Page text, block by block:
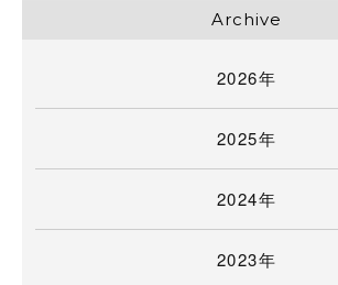
Archive
2026年
2025年
2024年
2023年